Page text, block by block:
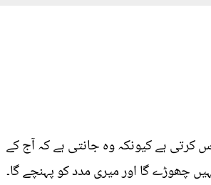
کرتی ہے کیونکہ وہ جانتی ہے کہ آج کے
چھوڑے گا اور میری مدد کو پہنچے گا۔